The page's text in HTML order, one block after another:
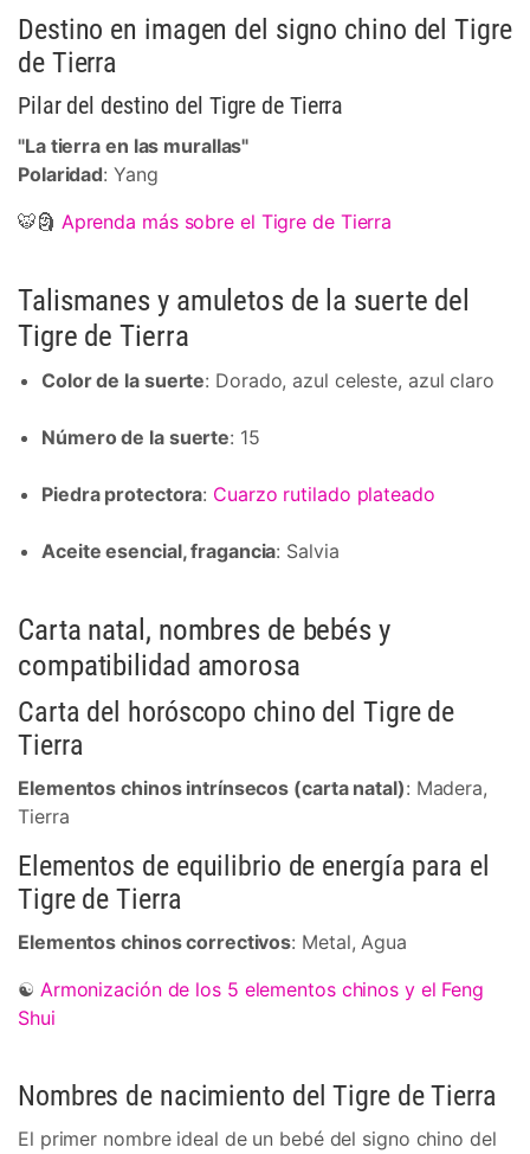
Destino en imagen del signo chino del Tigre
de Tierra
Pilar del destino del Tigre de Tierra
"La tierra en las murallas"
Polaridad: Yang
🐯🗿 Aprenda más sobre el Tigre de Tierra
Talismanes y amuletos de la suerte del
Tigre de Tierra
Color de la suerte: Dorado, azul celeste, azul claro
Número de la suerte: 15
Piedra protectora: Cuarzo rutilado plateado
Aceite esencial, fragancia: Salvia
Carta natal, nombres de bebés y
compatibilidad amorosa
Carta del horóscopo chino del Tigre de
Tierra
Elementos chinos intrínsecos (carta natal): Madera,
Tierra
Elementos de equilibrio de energía para el
Tigre de Tierra
Elementos chinos correctivos: Metal, Agua
☯ Armonización de los 5 elementos chinos y el Feng
Shui
Nombres de nacimiento del Tigre de Tierra
El primer nombre ideal de un bebé del signo chino del